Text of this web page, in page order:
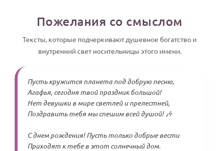
Пожелания со смыслом
Тексты, которые подчеркивают душевное богатство и
внутренний свет носительницы этого имени.
Пусть кружится планета под добрую песню,
Агафья, сегодня твой праздник большой!
Нет девушки в мире светлей и прелестней,
Поздравить тебя мы спешим всей душой! 🎶
С днем рождения! Пусть только добрые вести
Приходят к тебе в этот солнечный дом.